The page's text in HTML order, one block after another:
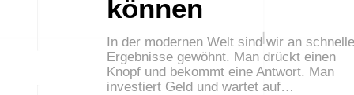
können
In der modernen Welt sind wir an schnelle
Ergebnisse gewöhnt. Man drückt einen
Knopf und bekommt eine Antwort. Man
investiert Geld und wartet auf…